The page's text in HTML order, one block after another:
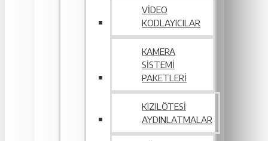
VIDEO
KODLAYICILAR
KAMERA
SISTEMI
PAKETLERI
KIZILÖTESI
AYDINLATMALAR